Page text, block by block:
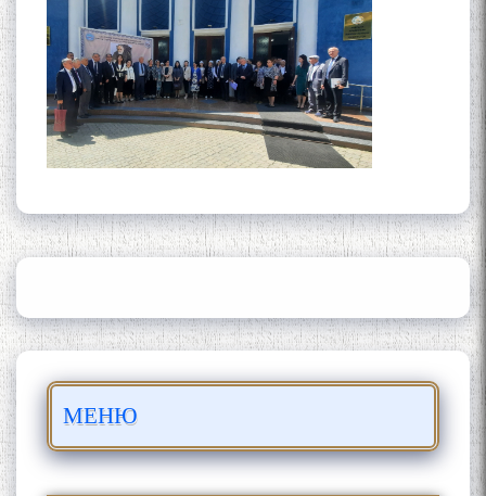
МЕНЮ
ШАРҲИ МУЛОҚОТ БО АҲЛИ
АКАДЕМИЯИ МИЛЛИИ
ИЛМҲОИ ТОҶИКИСТОН
БО 4 000 000 СОМОНӢ
МӮЪМИН ҚАНОАТ СОХТА